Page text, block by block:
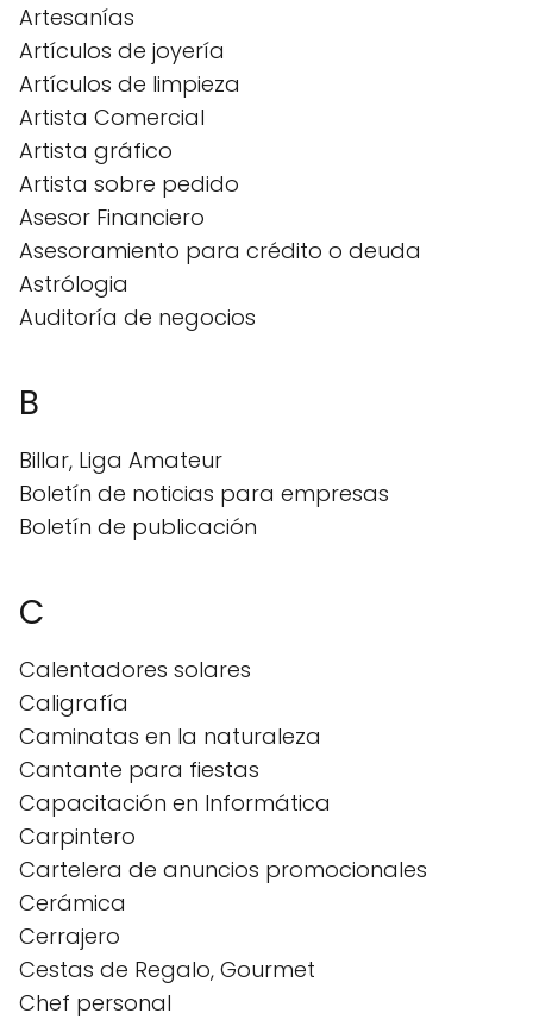
Artesanías
Artículos de joyería
Artículos de limpieza
Artista Comercial
Artista gráfico
Artista sobre pedido
Asesor Financiero
Asesoramiento para crédito o deuda
Astrólogia
Auditoría de negocios
B
Billar, Liga Amateur
Boletín de noticias para empresas
Boletín de publicación
C
Calentadores solares
Caligrafía
Caminatas en la naturaleza
Cantante para fiestas
Capacitación en Informática
Carpintero
Cartelera de anuncios promocionales
Cerámica
Cerrajero
Cestas de Regalo, Gourmet
Chef personal